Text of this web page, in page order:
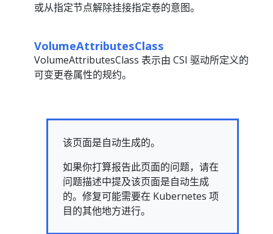
或从指定节点解除挂接指定卷的意图。
VolumeAttributesClass
VolumeAttributesClass 表示由 CSI 驱动所定义的
可变更卷属性的规约。
该页面是自动生成的。
如果你打算报告此页面的问题，请在
问题描述中提及该页面是自动生成
的。修复可能需要在 Kubernetes 项
目的其他地方进行。